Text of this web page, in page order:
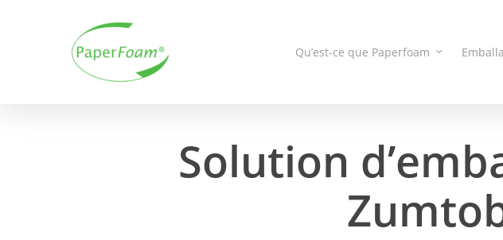
Qu’est-ce que Paperfoam
Solution